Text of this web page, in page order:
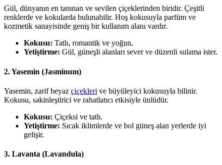
Gül, dünyanın en tanınan ve sevilen çiçeklerinden biridir. Çeşitli
renklerde ve kokularda bulunabilir. Hoş kokusuyla parfüm ve
kozmetik sanayisinde geniş bir kullanım alanı vardır.
Kokusu: Tatlı, romantik ve yoğun.
Yetiştirme: Gül, güneşli alanları sever ve düzenli sulama ister.
2.Yasemin (Jasminum)
Yasemin, zarif beyaz çiçekleri ve büyüleyici kokusuyla bilinir.
Kokusu, sakinleştirici ve rahatlatıcı etkisiyle ünlüdür.
Kokusu: Çiçeksi ve tatlı.
Yetiştirme: Sıcak iklimlerde ve bol güneş alan yerlerde iyi
gelişir.
3. Lavanta (Lavandula)